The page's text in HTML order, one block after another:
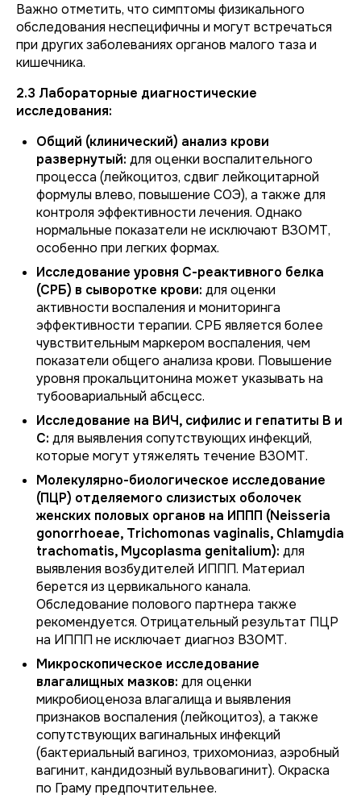
Важно отметить, что симптомы физикального
обследования неспецифичны и могут встречаться
при других заболеваниях органов малого таза и
кишечника.
2.3 Лабораторные диагностические
исследования:
Общий (клинический) анализ крови
развернутый: для оценки воспалительного
процесса (лейкоцитоз, сдвиг лейкоцитарной
формулы влево, повышение СОЭ), а также для
контроля эффективности лечения. Однако
нормальные показатели не исключают ВЗОМТ,
особенно при легких формах.
Исследование уровня С-реактивного белка
(СРБ) в сыворотке крови: для оценки
активности воспаления и мониторинга
эффективности терапии. СРБ является более
чувствительным маркером воспаления, чем
показатели общего анализа крови. Повышение
уровня прокальцитонина может указывать на
тубоовариальный абсцесс.
Исследование на ВИЧ, сифилис и гепатиты В и
С: для выявления сопутствующих инфекций,
которые могут утяжелять течение ВЗОМТ.
Молекулярно-биологическое исследование
(ПЦР) отделяемого слизистых оболочек
женских половых органов на ИППП (Neisseria
gonorrhoeae, Trichomonas vaginalis, Chlamydia
trachomatis, Mycoplasma genitalium): для
выявления возбудителей ИППП. Материал
берется из цервикального канала.
Обследование полового партнера также
рекомендуется. Отрицательный результат ПЦР
на ИППП не исключает диагноз ВЗОМТ.
Микроскопическое исследование
влагалищных мазков: для оценки
микробиоценоза влагалища и выявления
признаков воспаления (лейкоцитоз), а также
сопутствующих вагинальных инфекций
(бактериальный вагиноз, трихомониаз, аэробный
вагинит, кандидозный вульвовагинит). Окраска
по Граму предпочтительнее.